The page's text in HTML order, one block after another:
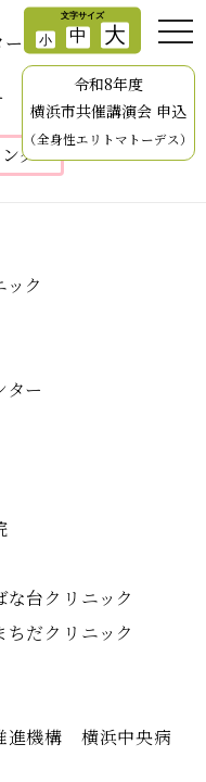
ー
ター
令和8年度
横浜市共催講演会 申込
（全身性エリトマトーデス）
ク
ー
台クリニック
だクリニック
進機構 横浜中央病